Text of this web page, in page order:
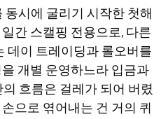
시에 굴리기 시작한 첫해
간 스캘핑 전용으로, 다른
데이 트레이딩과 롤오버를
개별 운영하느라 입금과
흐름은 걸레가 되어 버렸
으로 엮어내는 건 거의 퀴